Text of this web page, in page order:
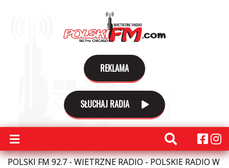
REKLAMA
SŁUCHAJ RADIA
POLSKI FM 92.7 - WIETRZNE RADIO - POLSKIE RADIO W